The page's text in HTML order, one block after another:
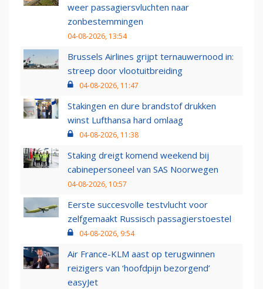
weer passagiersvluchten naar
zonbestemmingen
04-08-2026, 13:54
Brussels Airlines grijpt ternauwernood in:
streep door vlootuitbreiding
04-08-2026, 11:47
Stakingen en dure brandstof drukken
winst Lufthansa hard omlaag
04-08-2026, 11:38
Staking dreigt komend weekend bij
cabinepersoneel van SAS Noorwegen
04-08-2026, 10:57
Eerste succesvolle testvlucht voor
zelfgemaakt Russisch passagierstoestel
04-08-2026, 9:54
Air France-KLM aast op terugwinnen
reizigers van ‘hoofdpijn bezorgend’
easyJet